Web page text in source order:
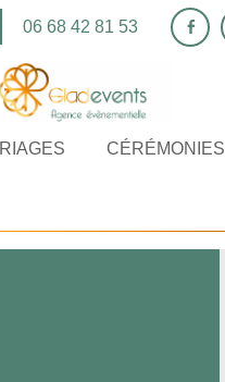
06 68 42 81 53
CÉRÉMONIES